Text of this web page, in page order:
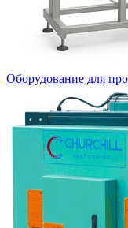
Оборудование для